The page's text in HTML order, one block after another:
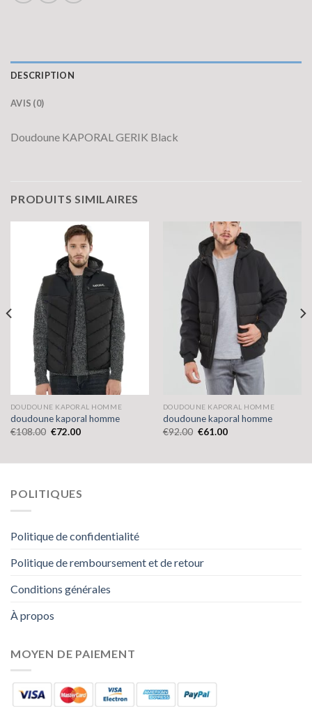
DESCRIPTION
AVIS (0)
Doudoune KAPORAL GERIK Black
PRODUITS SIMILAIRES
DOUDOUNE KAPORAL HOMME
doudoune kaporal homme
€108.00 €72.00
DOUDOUNE KAPORAL HOMME
doudoune kaporal homme
€92.00 €61.00
POLITIQUES
Politique de confidentialité
Politique de remboursement et de retour
Conditions générales
À propos
MOYEN DE PAIEMENT